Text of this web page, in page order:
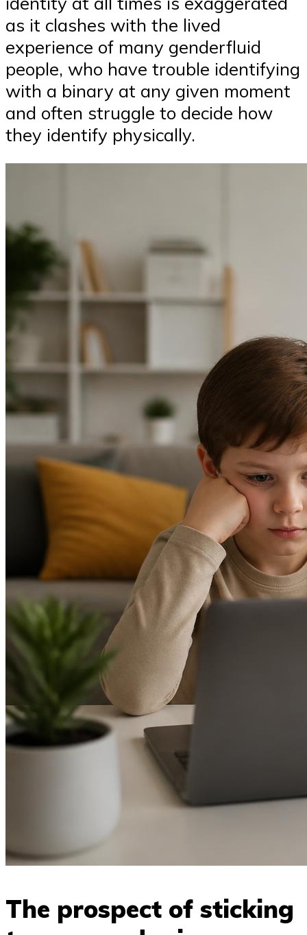
as it clashes with the lived
experience of many genderfluid
people, who have trouble identifying
with a binary at any given moment
and often struggle to decide how
they identify physically.
The prospect of sticking